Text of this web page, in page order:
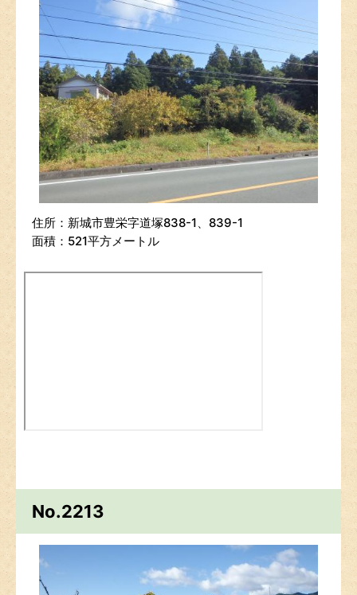
住所：新城市豊栄字道塚838-1、839-1
面積：521平方メートル
No.2213